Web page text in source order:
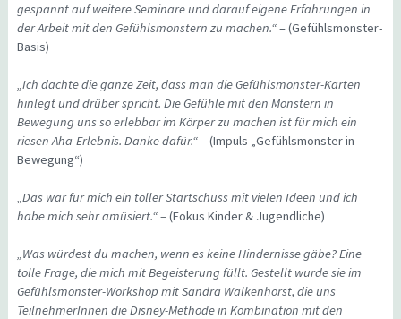
gespannt auf weitere Seminare und darauf eigene Erfahrungen in
der Arbeit mit den Gefühlsmonstern zu machen.“– (Gefühlsmonster-
Basis)
„Ich dachte die ganze Zeit, dass man die Gefühlsmonster-Karten
hinlegt und drüber spricht. Die Gefühle mit den Monstern in
Bewegung uns so erlebbar im Körper zu machen ist für mich ein
riesen Aha-Erlebnis. Danke dafür.“– (Impuls „Gefühlsmonster in
Bewegung“)
„Das war für mich ein toller Startschuss mit vielen Ideen und ich
habe mich sehr amüsiert.“ – (Fokus Kinder & Jugendliche)
„Was würdest du machen, wenn es keine Hindernisse gäbe? Eine
tolle Frage, die mich mit Begeisterung füllt. Gestellt wurde sie im
Gefühlsmonster-Workshop mit Sandra Walkenhorst, die uns
TeilnehmerInnen die Disney-Methode in Kombination mit den